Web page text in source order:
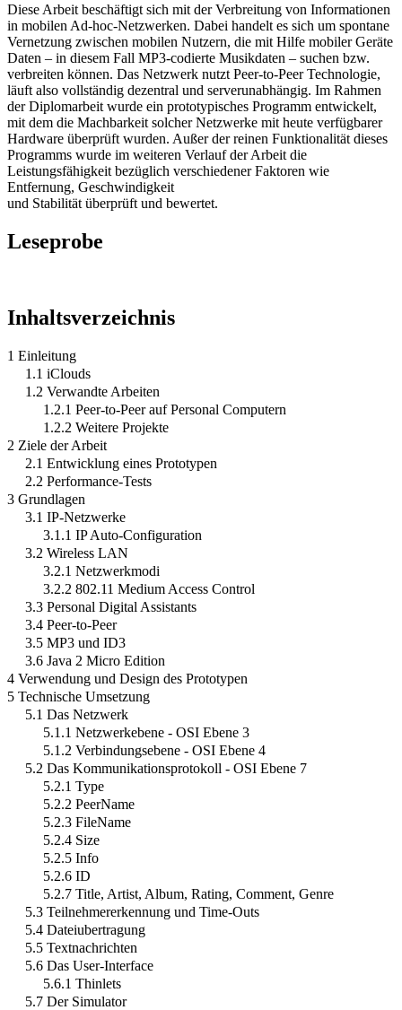
Diese Arbeit beschäftigt sich mit der Verbreitung von Informationen
in mobilen Ad-hoc-Netzwerken. Dabei handelt es sich um spontane
Vernetzung zwischen mobilen Nutzern, die mit Hilfe mobiler Geräte
Daten – in diesem Fall MP3-codierte Musikdaten – suchen bzw.
verbreiten können. Das Netzwerk nutzt Peer-to-Peer Technologie,
läuft also vollständig dezentral und serverunabhängig. Im Rahmen
der Diplomarbeit wurde ein prototypisches Programm entwickelt,
mit dem die Machbarkeit solcher Netzwerke mit heute verfügbarer
Hardware überprüft wurden. Außer der reinen Funktionalität dieses
Programms wurde im weiteren Verlauf der Arbeit die
Leistungsfähigkeit bezüglich verschiedener Faktoren wie
Entfernung, Geschwindigkeit
und Stabilität überprüft und bewertet.
Leseprobe
Inhaltsverzeichnis
1 Einleitung
1.1 iClouds
1.2 Verwandte Arbeiten
1.2.1 Peer-to-Peer auf Personal Computern
1.2.2 Weitere Projekte
2 Ziele der Arbeit
2.1 Entwicklung eines Prototypen
2.2 Performance-Tests
3 Grundlagen
3.1 IP-Netzwerke
3.1.1 IP Auto-Configuration
3.2 Wireless LAN
3.2.1 Netzwerkmodi
3.2.2 802.11 Medium Access Control
3.3 Personal Digital Assistants
3.4 Peer-to-Peer
3.5 MP3 und ID3
3.6 Java 2 Micro Edition
4 Verwendung und Design des Prototypen
5 Technische Umsetzung
5.1 Das Netzwerk
5.1.1 Netzwerkebene - OSI Ebene 3
5.1.2 Verbindungsebene - OSI Ebene 4
5.2 Das Kommunikationsprotokoll - OSI Ebene 7
5.2.1 Type
5.2.2 PeerName
5.2.3 FileName
5.2.4 Size
5.2.5 Info
5.2.6 ID
5.2.7 Title, Artist, Album, Rating, Comment, Genre
5.3 Teilnehmererkennung und Time-Outs
5.4 Dateiubertragung
5.5 Textnachrichten
5.6 Das User-Interface
5.6.1 Thinlets
5.7 Der Simulator